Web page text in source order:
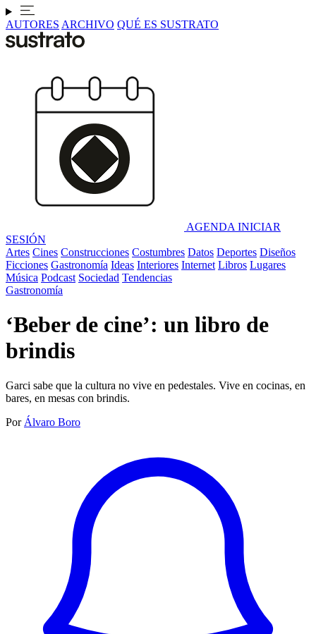
AUTORES ARCHIVO QUÉ ES SUSTRATO
AGENDA INICIAR
SESIÓN
Artes Cines Construcciones Costumbres Datos Deportes Diseños
Ficciones Gastronomía Ideas Interiores Internet Libros Lugares
Música Podcast Sociedad Tendencias
Gastronomía
‘Beber de cine’: un libro de
brindis
Garci sabe que la cultura no vive en pedestales. Vive en cocinas, en
bares, en mesas con brindis.
Por Álvaro Boro